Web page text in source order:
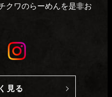
クワのらーめんを是非お
見る